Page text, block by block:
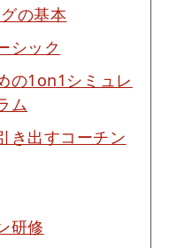
の基本
シック
の1on1シミュレ
ム
き出すコーチン
研修